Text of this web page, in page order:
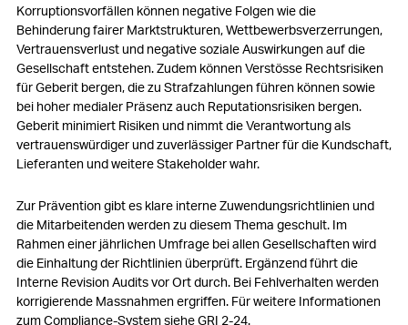
Korruptionsvorfällen können negative Folgen wie die
Behinderung fairer Marktstrukturen, Wettbewerbsverzerrungen,
Vertrauensverlust und negative soziale Auswirkungen auf die
Gesellschaft entstehen. Zudem können Verstösse Rechtsrisiken
für Geberit bergen, die zu Strafzahlungen führen können sowie
bei hoher medialer Präsenz auch Reputationsrisiken bergen.
Geberit minimiert Risiken und nimmt die Verantwortung als
vertrauenswürdiger und zuverlässiger Partner für die Kundschaft,
Lieferanten und weitere Stakeholder wahr.
Zur Prävention gibt es klare interne Zuwendungsrichtlinien und
die Mitarbeitenden werden zu diesem Thema geschult. Im
Rahmen einer jährlichen Umfrage bei allen Gesellschaften wird
die Einhaltung der Richtlinien überprüft. Ergänzend führt die
Interne Revision Audits vor Ort durch. Bei Fehlverhalten werden
korrigierende Massnahmen ergriffen. Für weitere Informationen
zum Compliance-System sieheGRI 2-24.